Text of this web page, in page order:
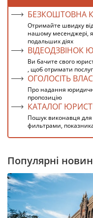
БЕЗКОШТОВНА
Отримайте швидку
нашому месенджері,
подальших діях
ВІДЕОДЗВІНОК
Ви бачите свого
, щоб отримати
ОГОЛОСІТЬ
Про надання
пропозицію
КАТАЛОГ
Пошук виконавця
фильтрами,
Популярні